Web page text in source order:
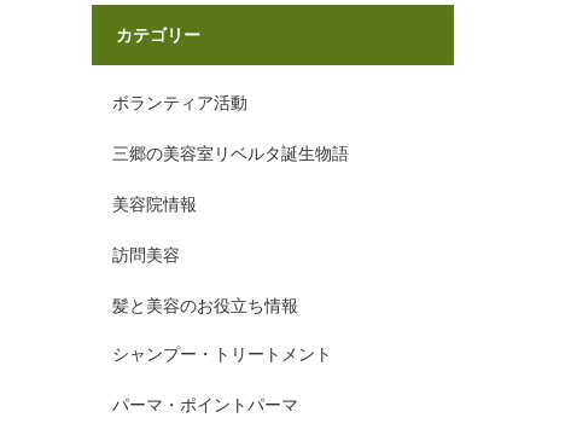
カテゴリー
ボランティア活動
三郷の美容室リベルタ誕生物語
美容院情報
訪問美容
髪と美容のお役立ち情報
シャンプー・トリートメント
パーマ・ポイントパーマ